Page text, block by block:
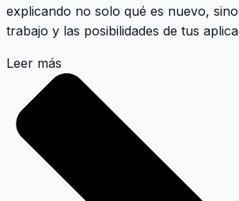
explicando no solo qué es nuevo,
trabajo y las posibilidades de tus
Leer más